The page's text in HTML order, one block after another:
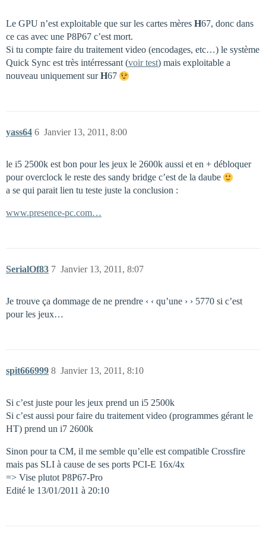
Le GPU n’est exploitable que sur les cartes mères H67, donc dans
ce cas avec une P8P67 c’est mort.
Si tu compte faire du traitement video (encodages, etc…) le système
Quick Sync est très intérressant (voir test) mais exploitable a
nouveau uniquement surH67
yass64 Janvier 13, 2011, 8:00
6
le i5 2500k est bon pour les jeux le 2600k aussi et en + débloquer
pour overclock le reste des sandy bridge c’est de la daube
a se qui parait lien tu teste juste la conclusion :
www.presence-pc.com…
SerialOf83 Janvier 13, 2011, 8:07
7
Je trouve ça dommage de ne prendre ‹ ‹ qu’une › › 5770 si c’est
pour les jeux…
spit666999 Janvier 13, 2011, 8:10
8
Si c’est juste pour les jeux prend un i5 2500k
Si c’est aussi pour faire du traitement video (programmes gérant le
HT) prend un i7 2600k
Sinon pour ta CM, il me semble qu’elle est compatible Crossfire
mais pas SLI à cause de ses ports PCI-E 16x/4x
=> Vise plutot P8P67-Pro
Edité le 13/01/2011 à 20:10